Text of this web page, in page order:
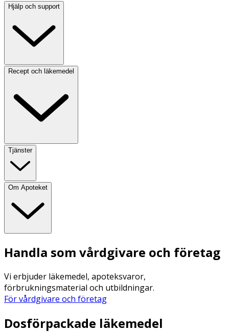
Hjälp och support
Recept och läkemedel
Tjänster
Om Apoteket
Handla som vårdgivare och företag
Vi erbjuder läkemedel, apoteksvaror,
förbrukningsmaterial och utbildningar.
För vårdgivare och företag
Dosförpackade läkemedel